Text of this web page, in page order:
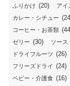
ふりかけ (20) アイ
カレー・シチュー
コーヒー・お茶類
ゼリー (30) ソース
ドライフルーツ (26)
フリーズドライ (24)
ベビー・介護食 (16)